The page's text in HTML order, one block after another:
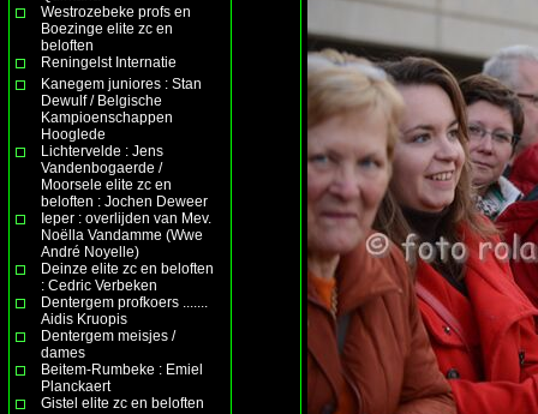
Westrozebeke profs en
Boezinge elite zc en
beloften
Reningelst Internatie
Kanegem juniores : Stan
Dewulf / Belgische
Kampioenschappen
Hooglede
Lichtervelde : Jens
Vandenbogaerde /
Moorsele elite zc en
beloften : Jochen Deweer
Ieper : overlijden van Mev.
Noëlla Vandamme (Wwe
André Noyelle)
Deinze elite zc en beloften
: Cedric Verbeken
Dentergem profkoers .......
Aidis Kruopis
Dentergem meisjes /
dames
Beitem-Rumbeke : Emiel
Planckaert
Gistel elite zc en beloften